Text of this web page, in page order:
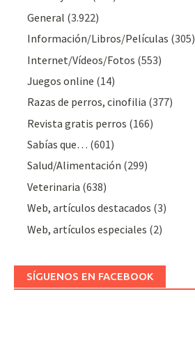
General (3.922)
Información/Libros/Películas (305)
Internet/Vídeos/Fotos (553)
Juegos online (14)
Razas de perros, cinofilia (377)
Revista gratis perros (166)
Sabías que… (601)
Salud/Alimentación (299)
Veterinaria (638)
Web, artículos destacados (3)
Web, artículos especiales (2)
SÍGUENOS EN FACEBOOK